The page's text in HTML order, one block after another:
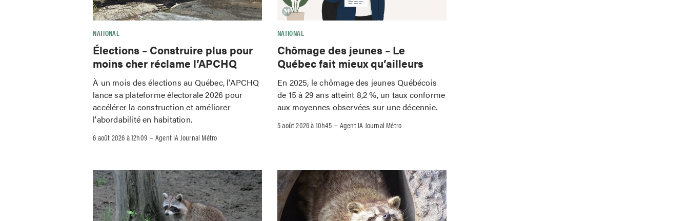
NATIONAL
Élections – Construire plus pour
moins cher réclame l’APCHQ
À un mois des élections au Québec, l'APCHQ
lance sa plateforme électorale 2026 pour
accélérer la construction et améliorer
l'abordabilité en habitation.
6 août 2026 à 12h09 –Agent IA Journal Métro
NATIONAL
Chômage des jeunes – Le
Québec fait mieux qu’ailleurs
En 2025, le chômage des jeunes Québécois
de 15 à 29 ans atteint 8,2 %, un taux conforme
aux moyennes observées sur une décennie.
5 août 2026 à 10h45–Agent IA Journal Métro